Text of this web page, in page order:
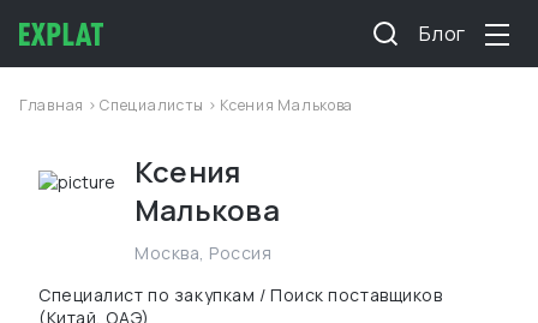
Блог
Главная >Специалисты > Ксения Малькова
Ксения
Малькова
Москва, Россия
Специалист по закупкам / Поиск поставщиков
(Китай, ОАЭ)